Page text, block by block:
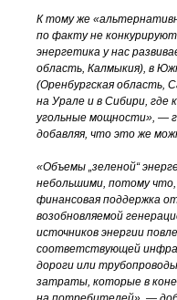
К тому же
по факту не
энергетика у нас
область, Калмыкия), в
(Оренбургская область,
на Урале и в Сибири, где
угольные мощности», —
добавляя, что это же
«Объемы „зеленой“
небольшими, потому что,
финансовая поддержка
возобновляемой
источников энергии
соответствующей
дороги или
затраты, которые в